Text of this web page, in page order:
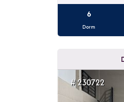
6
Dorm
# 230722